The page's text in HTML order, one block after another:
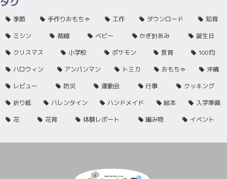
季節 手作りおもちゃ 工作 ダウンロード
知育
ミシン
裁縫 ベビー かぎ針あみ
誕生日
クリスマス
小学校 ポケモン 食育
100均
ハロウィン
アンパンマン トミカ おもちゃ
沖縄
レビュー
防災 運動会 行事
クッキング
折り紙
バレンタイン ハンドメイド 絵本
入学準備
花
花育 体験レポート 編み物 イベント